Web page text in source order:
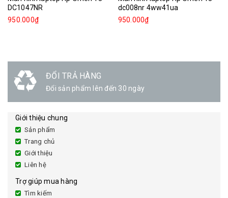
DC1047NR
950.000₫
dc008nr 4ww41ua
950.000₫
ĐỔI TRẢ HÀNG
Đổi sản phẩm lên đến 30 ngày
Giới thiệu chung
Sản phẩm
Trang chủ
Giới thiệu
Liên hệ
Trợ giúp mua hàng
Tìm kiếm